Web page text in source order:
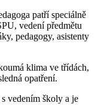
patří speciálně
vedení předmětu
pedagogy, asistenty
klima ve třídách,
opatření.
vedením školy a je